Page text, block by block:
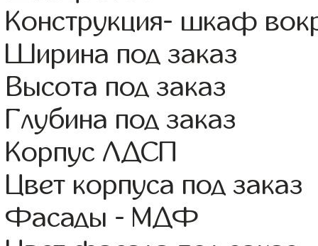
Конструкция- шкаф
Ширина под заказ
Высота под заказ
Глубина под заказ
Корпус ЛДСП
Цвет корпуса под заказ
Фасады - МДФ